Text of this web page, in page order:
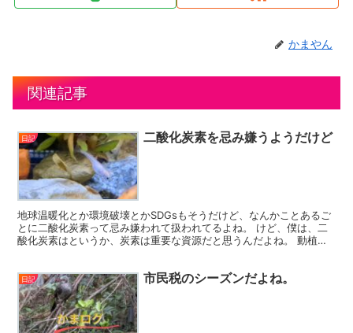
かまやん
関連記事
日記 二酸化炭素を忌み嫌うようだけど
地球温暖化とか環境破壊とかSDGsもそうだけど、なんかことあるご
とに二酸化炭素って忌み嫌われて扱われてるよね。 けど、僕は、二
酸化炭素はというか、炭素は重要な資源だと思うんだよね。 動植物
日記 市民税のシーズンだよね。